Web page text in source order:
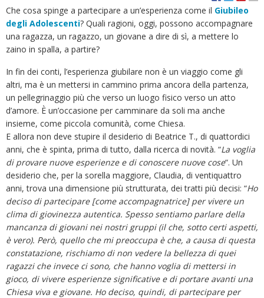
Che cosa spinge a partecipare a un’esperienza come il Giubileo
degli Adolescenti? Quali ragioni, oggi, possono accompagnare
una ragazza, un ragazzo, un giovane a dire di sì, a mettere lo
zaino in spalla, a partire?
In fin dei conti, l’esperienza giubilare non è un viaggio come gli
altri, ma è un mettersi in cammino prima ancora della partenza,
un pellegrinaggio più che verso un luogo fisico verso un atto
d’amore. È un’occasione per camminare da soli ma anche
insieme, come piccola comunità, come Chiesa.
E allora non deve stupire il desiderio di Beatrice T., di quattordici
anni, che è spinta, prima di tutto, dalla ricerca di novità. “La voglia
di provare nuove esperienze e di conoscere nuove cose“. Un
desiderio che, per la sorella maggiore, Claudia, di ventiquattro
anni, trova una dimensione più strutturata, dei tratti più decisi: “Ho
deciso di partecipare [come accompagnatrice] per vivere un
clima di giovinezza autentica. Spesso sentiamo parlare della
mancanza di giovani nei nostri gruppi (il che, sotto certi aspetti,
è vero). Però, quello che mi preoccupa è che, a causa di questa
constatazione, rischiamo di non vedere la bellezza di quei
ragazzi che invece ci sono, che hanno voglia di mettersi in
gioco, di vivere esperienze significative e di portare avanti una
Chiesa viva e giovane. Ho deciso, quindi, di partecipare per